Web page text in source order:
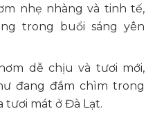
nhẹ nhàng và tinh tế,
trong buổi sáng yên
dễ chịu và tươi mới,
đang đắm chìm trong
tươi mát ở Đà Lạt.